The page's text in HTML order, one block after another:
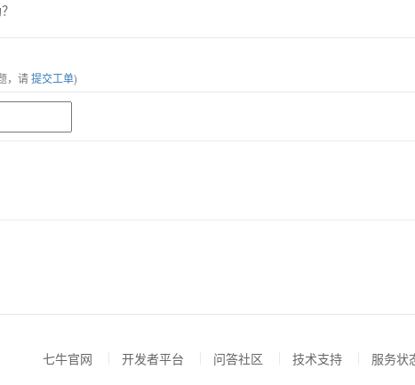
，请提交工单)
七牛官网 开发者平台 问答社区 技术支持 服务状